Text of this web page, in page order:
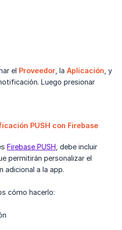
el Proveedor , la Aplicación , y
Luego presionar
PUSH con Firebase
Firebase PUSH , debe incluir
permitirán personalizar el
adicional a la app.
cómo hacerlo: